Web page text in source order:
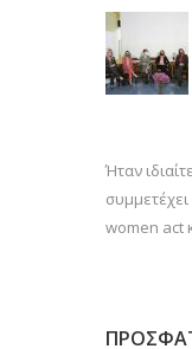
Ήταν
women act